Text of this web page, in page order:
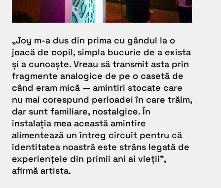
„Joy m-a dus din prima cu gândul la o
joacă de copil, simpla bucurie de a exista
și a cunoaște. Vreau să transmit asta prin
fragmente analogice de pe o casetă de
când eram mică — amintiri stocate care
nu mai corespund perioadei în care trăim,
dar sunt familiare, nostalgice. În
instalația mea această amintire
alimentează un întreg circuit pentru că
identitatea noastră este strâns legată de
experiențele din primii ani ai vieții”,
afirmă artista.